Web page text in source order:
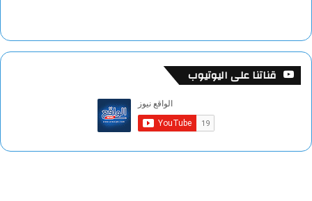
قناتنا على اليوتيوب